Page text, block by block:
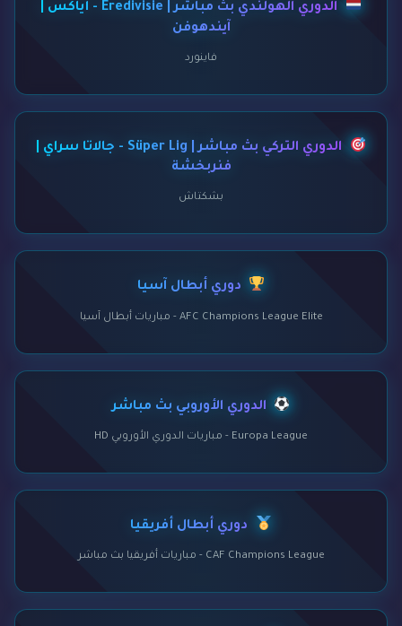
الدوري الهولندي بث مباشر | Eredivisie - أياكس |
آيندهوفن
فاينورد
الدوري التركي بث مباشر | Süper Lig - جالاتا سراي |
فنربخشة
بشكتاش
دوري أبطال آسيا
AFC Champions League Elite - مباريات أبطال آسيا
الدوري الأوروبي بث مباشر
Europa League - مباريات الدوري الأوروبي HD
دوري أبطال أفريقيا
CAF Champions League - مباريات أفريقيا بث مباشر